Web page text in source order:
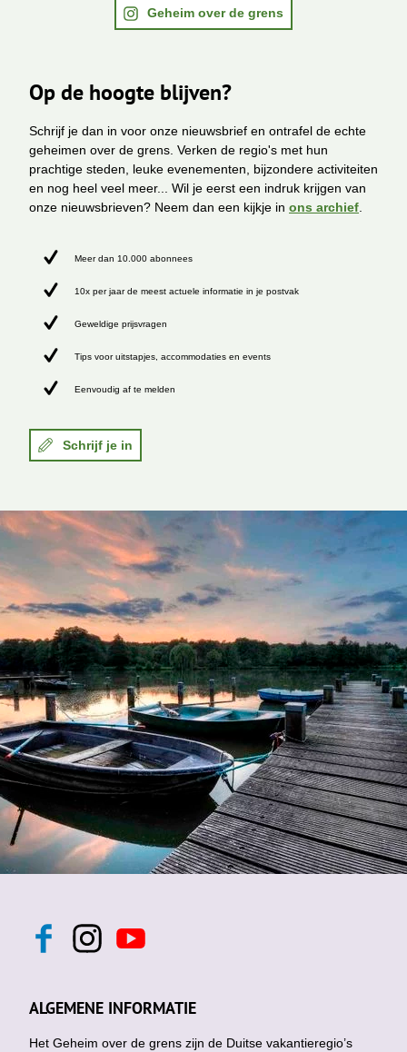
Geheim over de grens
Op de hoogte blijven?
Schrijf je dan in voor onze nieuwsbrief en ontrafel de echte
geheimen over de grens. Verken de regio's met hun
prachtige steden, leuke evenementen, bijzondere activiteiten
en nog heel veel meer... Wil je eerst een indruk krijgen van
onze nieuwsbrieven? Neem dan een kijkje in ons archief
Meer dan 10.000 abonnees
10x per jaar de meest actuele informatie in je postvak
Geweldige prijsvragen
Tips voor uitstapjes, accommodaties en events
Eenvoudig af te melden
Schrijf je in
F
b
o
k
I
n
a
g
a
Y
o
u
b
ALGEMENE INFORMATIE
Het Geheim over de grens zijn de Duitse vakantieregio’s